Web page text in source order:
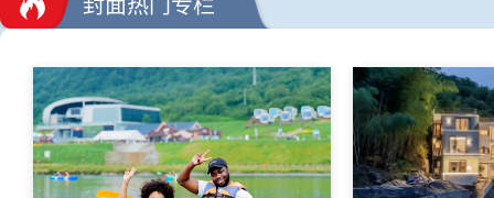
封面热门专栏